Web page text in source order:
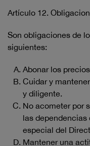
Artículo 12.
Son obligaciones de
siguientes:
Abonar los
Cuidar y
y diligente.
No acometer por
las dependencias
especial del
Mantener una